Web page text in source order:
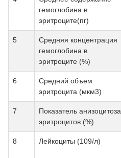
гемоглобина в
эритроците(пг)
5
Средняя концентрация
гемоглобина в
эритроците (%)
6
Средний объем
эритроцита (мкм3)
7
Показатель анизоцитоза
эритроцитов (%)
8 Лейкоциты (109/л)